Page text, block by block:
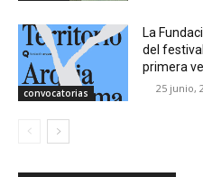
convocatorias
La
del
primera
25 junio,